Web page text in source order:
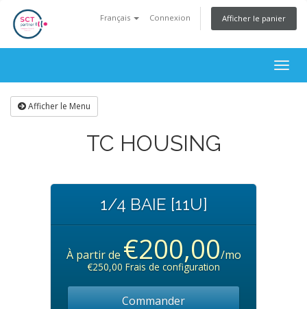
Français Connexion Afficher le panier
Afficher le Menu
TC HOUSING
1/4 BAIE [11U]
À partir de €200,00/mo
€250,00 Frais de configuration
Commander